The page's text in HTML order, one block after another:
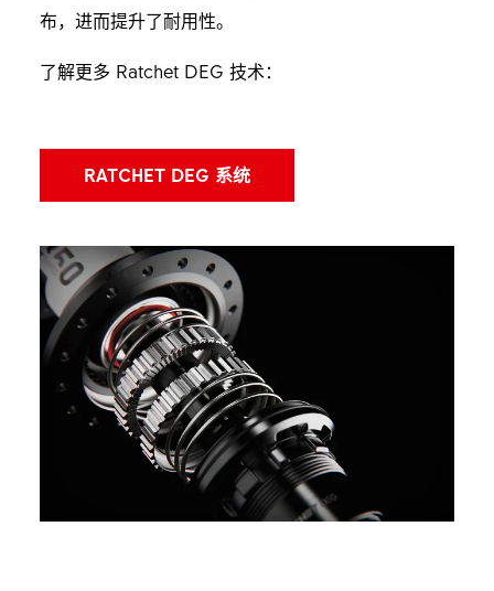
布，进而提升了耐用性。
了解更多 Ratchet DEG 技术：
RATCHET DEG 系统